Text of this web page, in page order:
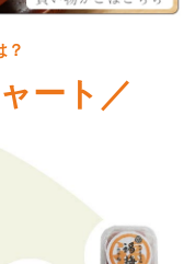
？
ート／